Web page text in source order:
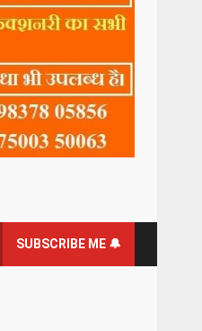
SUBSCRIBE ME 🔔